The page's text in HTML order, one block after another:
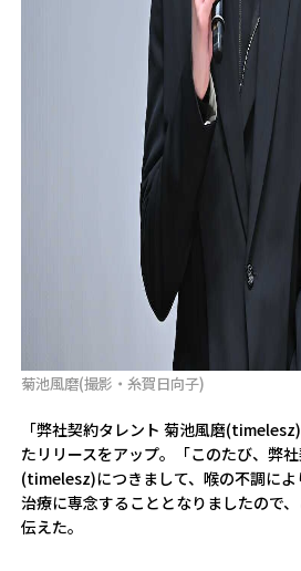
菊池風磨(撮影・糸賀日向子)
「弊社契約タレント 菊池風磨
たリリースをアップ。「このたび、弊
(timelesz)につきまして、喉の不調に
治療に専念することとなりましたので
伝えた。